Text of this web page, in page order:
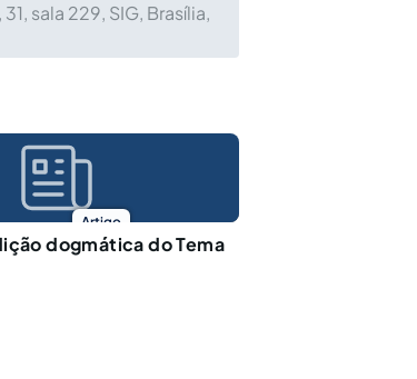
sala 229, SIG, Brasília,
Artigo
dogmática do Tema